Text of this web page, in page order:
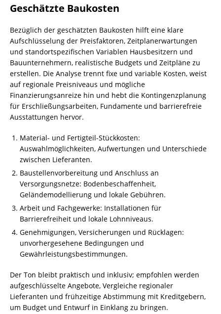
Geschätzte Baukosten
Bezüglich der geschätzten Baukosten hilft eine klare
Aufschlüsselung der Preisfaktoren, Zeitplanerwartungen
und standortspezifischen Variablen Hausbesitzern und
Bauunternehmern, realistische Budgets und Zeitpläne zu
erstellen. Die Analyse trennt fixe und variable Kosten, weist
auf regionale Preisniveaus und mögliche
Finanzierungsanreize hin und hebt die Kontingenzplanung
für Erschließungsarbeiten, Fundamente und barrierefreie
Ausstattungen hervor.
Material- und Fertigteil-Stückkosten:
Auswahlmöglichkeiten, Aufwertungen und Unterschiede
zwischen Lieferanten.
Baustellenvorbereitung und Anschluss an
Versorgungsnetze: Bodenbeschaffenheit,
Geländemodellierung und lokale Gebühren.
Arbeit und Fachgewerke: Installationen für
Barrierefreiheit und lokale Lohnniveaus.
Genehmigungen, Versicherungen und Rücklagen:
unvorhergesehene Bedingungen und
Gewährleistungsbestimmungen.
Der Ton bleibt praktisch und inklusiv; empfohlen werden
aufgeschlüsselte Angebote, Vergleiche regionaler
Lieferanten und frühzeitige Abstimmung mit Kreditgebern,
um Budget und Entwurf in Einklang zu bringen.